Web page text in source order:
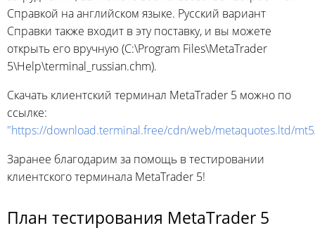
Справкой на английском языке. Русский вариант
Справки также входит в эту поставку, и вы можете
открыть его вручную (C:\Program Files\MetaTrader
5\Help\terminal_russian.chm).
Скачать клиентский терминал MetaTrader 5 можно по
ссылке:
"https://download.terminal.free/cdn/web/metaquotes.ltd/
Заранее благодарим за помощь в тестировании
клиентского терминала MetaTrader 5!
План тестирования MetaTrader 5